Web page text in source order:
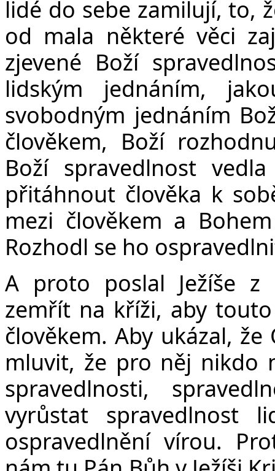
lidé do sebe zamilují, to,
od mala některé věci
zjevené Boží
lidským jednáním,
svobodným jednáním
člověkem, Boží
Boží spravedlnost
přitáhnout člověka k
mezi člověkem a
Rozhodl se ho
A proto poslal Ježíše z
zemřít na kříži, aby
člověkem. Aby ukázal,
mluvit, že pro něj nikdo
spravedlnosti,
vyrůstat spravedlnost
ospravedlnění vírou.